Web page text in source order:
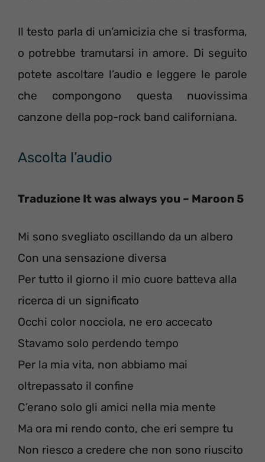
Il testo parla di un’amicizia che si trasforma,
o potrebbe tramutarsi in amore. Di seguito
potete ascoltare l’audio e leggere le parole
che compongono questa nuovissima
canzone della pop-rock band californiana.
Ascolta l’audio
Traduzione It was always you – Maroon 5
Mi sono svegliato oscillando da un albero
Con una sensazione diversa
Per tutto il giorno il mio cuore batteva alla
ricerca di un significato
Occhi color nocciola, ne ero accecato
Stavamo solo perdendo tempo
Per la mia vita, non abbiamo mai
oltrepassato il confine
C’erano solo gli amici nella mia mente
Ma ora mi rendo conto, che eri sempre tu
Non riesco a credere che non sono riuscito